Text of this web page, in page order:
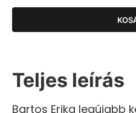
Teljes leírás
Bartos Erika legújabb